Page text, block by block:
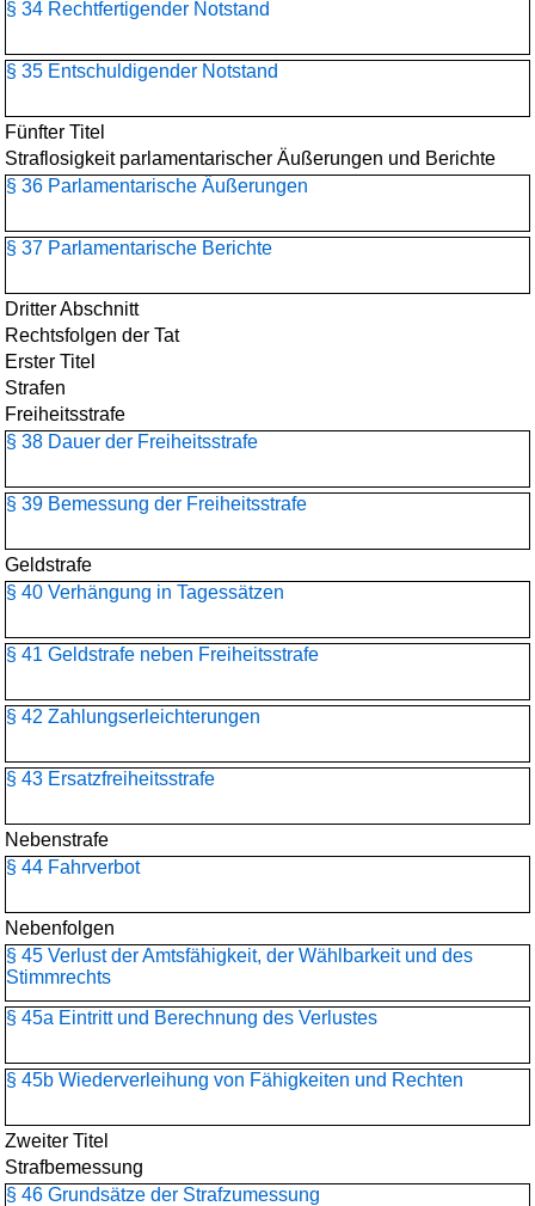
§ 34 Rechtfertigender Notstand
§ 35 Entschuldigender Notstand
Fünfter Titel
Straflosigkeit parlamentarischer Äußerungen und Berichte
§ 36 Parlamentarische Äußerungen
§ 37 Parlamentarische Berichte
Dritter Abschnitt
Rechtsfolgen der Tat
Erster Titel
Strafen
Freiheitsstrafe
§ 38 Dauer der Freiheitsstrafe
§ 39 Bemessung der Freiheitsstrafe
Geldstrafe
§ 40 Verhängung in Tagessätzen
§ 41 Geldstrafe neben Freiheitsstrafe
§ 42 Zahlungserleichterungen
§ 43 Ersatzfreiheitsstrafe
Nebenstrafe
§ 44 Fahrverbot
Nebenfolgen
§ 45 Verlust der Amtsfähigkeit, der Wählbarkeit und des
Stimmrechts
§ 45a Eintritt und Berechnung des Verlustes
§ 45b Wiederverleihung von Fähigkeiten und Rechten
Zweiter Titel
Strafbemessung
§ 46 Grundsätze der Strafzumessung